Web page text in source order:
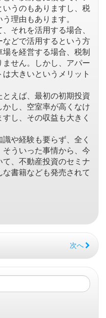
うのもありますし、税
理由もあります。
それを活用する場合、
どで活用するという方
を経営する場合、税制
せん。しかし、アパー
大きいというメリット
えば、最初の初期投資
し、空室率が高くなけ
し、その収益も大きく
や経験も要らず、全く
ういった事情から、今
、不動産投資のセミナ
書籍なども発売されて
次へ